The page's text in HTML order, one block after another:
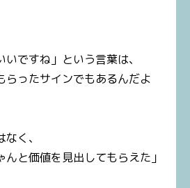
ですね」という言葉は、
らったサインでもあるんだよ
く、
んと価値を見出してもらえた」